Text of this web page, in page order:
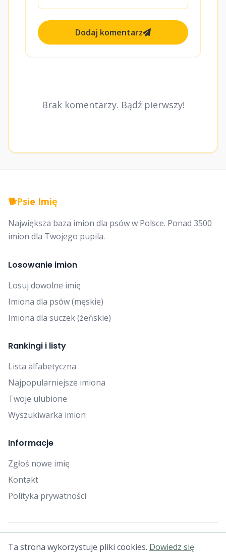
Dodaj komentarz
Brak komentarzy. Bądź pierwszy!
🐕Psie Imię
Największa baza imion dla psów w Polsce. Ponad 3500
imion dla Twojego pupila.
Losowanie imion
Losuj dowolne imię
Imiona dla psów (męskie)
Imiona dla suczek (żeńskie)
Rankingi i listy
Lista alfabetyczna
Najpopularniejsze imiona
Twoje ulubione
Wyszukiwarka imion
Informacje
Zgłoś nowe imię
Kontakt
Polityka prywatności
© 2025 Falcon Bytes. Wszelkie prawa zastrzeżone.
Ta strona wykorzystuje pliki cookies. Dowiedz się